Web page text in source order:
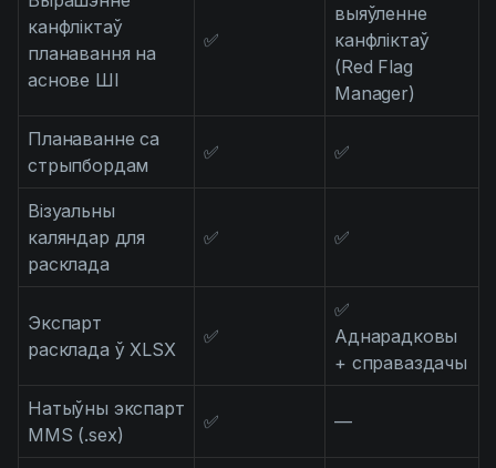
канфліктаў
планавання на
аснове ШІ
✅
выяўленне
канфліктаў
(Red Flag
Manager)
Планаванне са
стрыпбордам
✅ ✅
Візуальны
каляндар для
расклада
✅ ✅
Экспарт
расклада ў XLSX
✅
✅
Аднарадковы
+ справаздачы
Натыўны экспарт
MMS (.sex)
✅ —